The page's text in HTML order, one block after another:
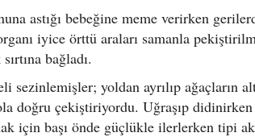
astığı bebeğine meme verirken
iyice örttü araları samanla
bağladı.
sezinlemişler; yoldan ayrılıp ağaçların
doğru çekiştiriyordu. Uğraşıp
için başı önde güçlükle ilerlerken tipi